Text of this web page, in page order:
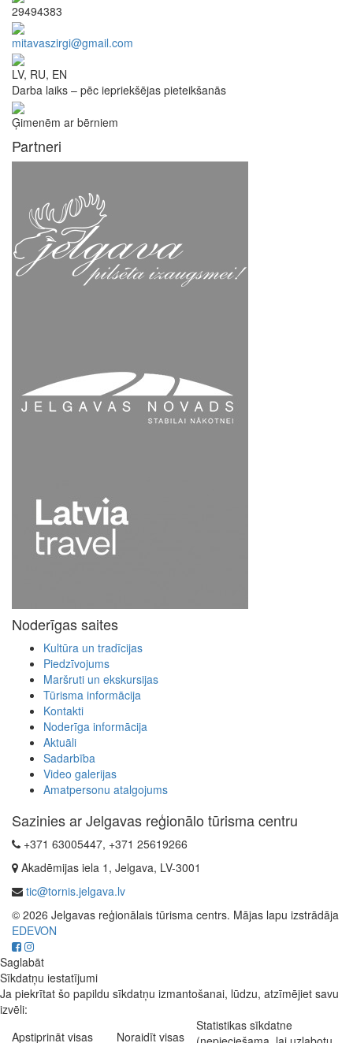
29494383
mitavaszirgi@gmail.com
LV, RU, EN
Darba laiks – pēc iepriekšējas pieteikšanās
Ģimenēm ar bērniem
Partneri
Noderīgas saites
Kultūra un tradīcijas
Piedzīvojums
Maršruti un ekskursijas
Tūrisma informācija
Kontakti
Noderīga informācija
Aktuāli
Sadarbība
Video galerijas
Amatpersonu atalgojums
Sazinies ar Jelgavas reģionālo tūrisma centru
+371 63005447, +371 25619266
Akadēmijas iela 1, Jelgava, LV-3001
tic@tornis.jelgava.lv
© 2026 Jelgavas reģionālais tūrisma centrs. Mājas lapu izstrādāja
EDEVON
Saglabāt
Sīkdatņu iestatījumi
Ja piekrītat šo papildu sīkdatņu izmantošanai, lūdzu, atzīmējiet savu
izvēli:
Apstiprināt visas
Noraidīt visas
Statistikas sīkdatne